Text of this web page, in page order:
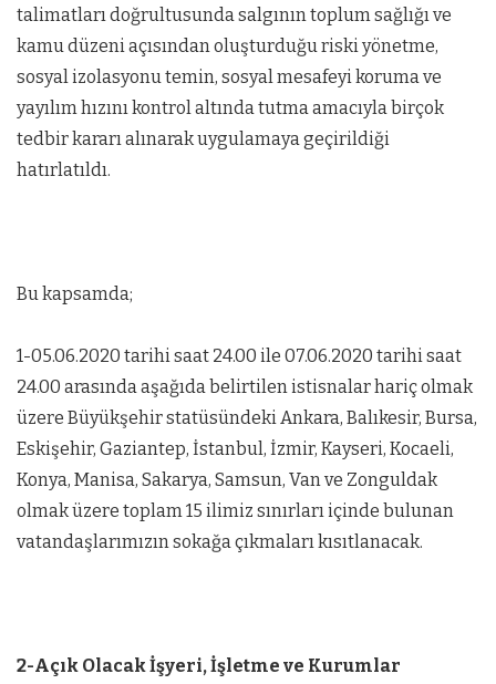
talimatları doğrultusunda salgının toplum sağlığı ve
kamu düzeni açısından oluşturduğu riski yönetme,
sosyal izolasyonu temin, sosyal mesafeyi koruma ve
yayılım hızını kontrol altında tutma amacıyla birçok
tedbir kararı alınarak uygulamaya geçirildiği
hatırlatıldı.
Bu kapsamda;
1-05.06.2020 tarihi saat 24.00 ile 07.06.2020 tarihi saat
24.00 arasında aşağıda belirtilen istisnalar hariç olmak
üzere Büyükşehir statüsündeki Ankara, Balıkesir, Bursa,
Eskişehir, Gaziantep, İstanbul, İzmir, Kayseri, Kocaeli,
Konya, Manisa, Sakarya, Samsun, Van ve Zonguldak
olmak üzere toplam 15 ilimiz sınırları içinde bulunan
vatandaşlarımızın sokağa çıkmaları kısıtlanacak.
2-Açık Olacak İşyeri, İşletme ve Kurumlar